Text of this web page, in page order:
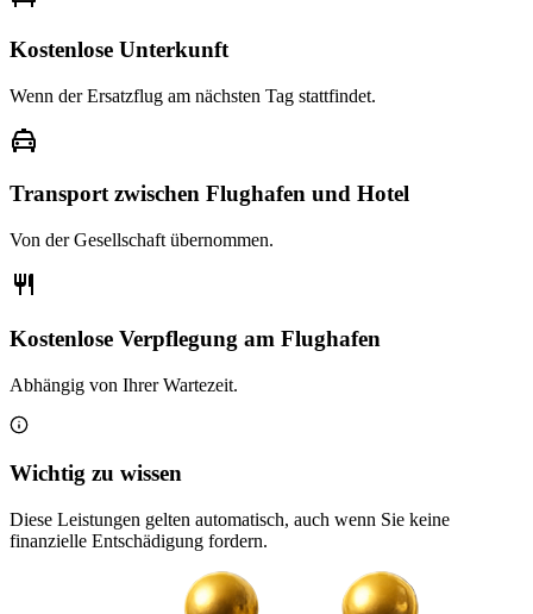
Kostenlose Unterkunft
Wenn der Ersatzflug am nächsten Tag stattfindet.
Transport zwischen Flughafen und Hotel
Von der Gesellschaft übernommen.
Kostenlose Verpflegung am Flughafen
Abhängig von Ihrer Wartezeit.
Wichtig zu wissen
Diese Leistungen gelten automatisch, auch wenn Sie keine
finanzielle Entschädigung fordern.